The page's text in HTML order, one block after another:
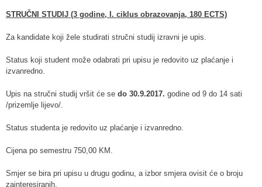
STRUČNI STUDIJ (3 godine, I. ciklus obrazovanja, 180 ECTS)
Za kandidate koji žele studirati stručni studij izravni je upis.
Status koji student može odabrati pri upisu je redovito uz plaćanje i
izvanredno.
Upis na stručni studij vršit će se do 30.9.2017. godine od 9 do 14 sati
/prizemlje lijevo/.
Status studenta je redovito uz plaćanje i izvanredno.
Cijena po semestru 750,00 KM.
Smjer se bira pri upisu u drugu godinu, a izbor smjera ovisit će o broju
zainteresiranih.